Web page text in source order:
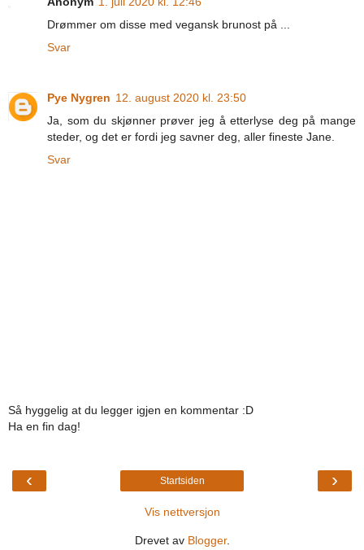
Drømmer om disse med vegansk brunost på ...
Svar
Pye Nygren 12. august 2020 kl. 23:50
Ja, som du skjønner prøver jeg å etterlyse deg på mange
steder, og det er fordi jeg savner deg, aller fineste Jane.
Svar
Så hyggelig at du legger igjen en kommentar :D
Ha en fin dag!
‹ ›
Startsiden
Vis nettversjon
Drevet av Blogger.